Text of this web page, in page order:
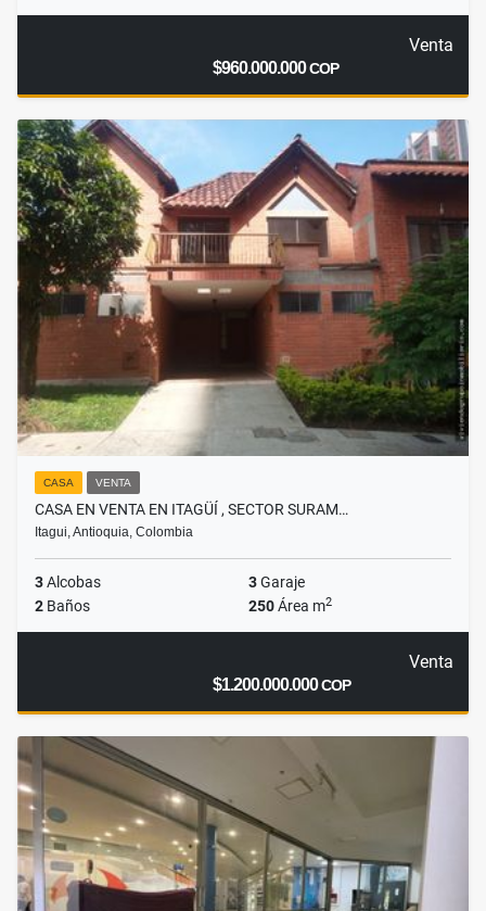
Venta
$960.000.000COP
CASA VENTA
CASA EN VENTA EN ITAGÜÍ , SECTOR SURAM…
Itagui, Antioquia, Colombia
3Alcobas 3Garaje
2 Baños 250Área m2
Venta
$1.200.000.000COP